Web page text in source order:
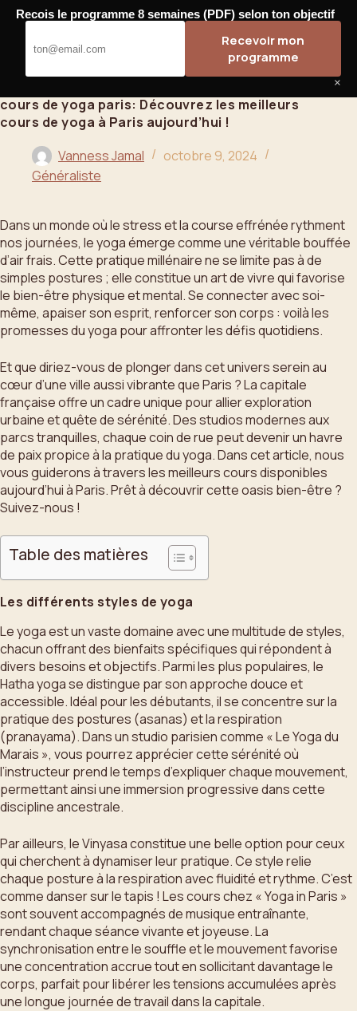
Passer
contenu
Bahoo
cours de yoga paris: Découvrez les meilleurs
cours de yoga à Paris aujourd’hui !
Vanness Jamal
octobre 9, 2024
Généraliste
Dans un monde où le stress et la course effrénée rythment
nos journées, le yoga émerge comme une véritable bouffée
d’air frais. Cette pratique millénaire ne se limite pas à de
simples postures ; elle constitue un art de vivre qui favorise
le bien-être physique et mental. Se connecter avec soi-
même, apaiser son esprit, renforcer son corps : voilà les
promesses du yoga pour affronter les défis quotidiens.
Et que diriez-vous de plonger dans cet univers serein au
cœur d’une ville aussi vibrante que Paris ? La capitale
française offre un cadre unique pour allier exploration
urbaine et quête de sérénité. Des studios modernes aux
parcs tranquilles, chaque coin de rue peut devenir un havre
de paix propice à la pratique du yoga. Dans cet article, nous
vous guiderons à travers les meilleurs cours disponibles
aujourd’hui à Paris. Prêt à découvrir cette oasis bien-être ?
Suivez-nous !
Table des matières
Les différents styles de yoga
Le yoga est un vaste domaine avec une multitude de styles,
chacun offrant des bienfaits spécifiques qui répondent à
divers besoins et objectifs. Parmi les plus populaires, le
Hatha yoga se distingue par son approche douce et
accessible. Idéal pour les débutants, il se concentre sur la
pratique des postures (asanas) et la respiration
(pranayama). Dans un studio parisien comme « Le Yoga du
Marais », vous pourrez apprécier cette sérénité où
l’instructeur prend le temps d’expliquer chaque mouvement,
permettant ainsi une immersion progressive dans cette
discipline ancestrale.
Par ailleurs, le Vinyasa constitue une belle option pour ceux
qui cherchent à dynamiser leur pratique. Ce style relie
chaque posture à la respiration avec fluidité et rythme. C’est
comme danser sur le tapis ! Les cours chez « Yoga in Paris »
sont souvent accompagnés de musique entraînante,
rendant chaque séance vivante et joyeuse. La
synchronisation entre le souffle et le mouvement favorise
une concentration accrue tout en sollicitant davantage le
corps, parfait pour libérer les tensions accumulées après
une longue journée de travail dans la capitale.
Recois le programme 8 semaines (PDF) selon ton objectif
Recevoir mon
programme
×